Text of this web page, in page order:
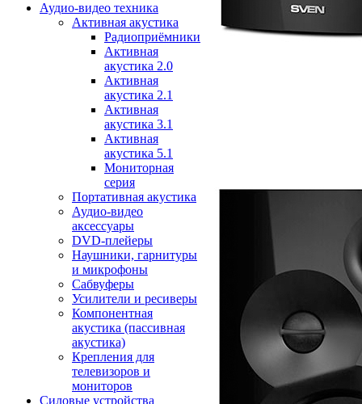
Аудио-видео техника
Активная акустика
Радиоприёмники
Активная
акустика 2.0
Активная
акустика 2.1
Активная
акустика 3.1
Активная
акустика 5.1
Мониторная
серия
Портативная акустика
Аудио-видео
аксессуары
DVD-плейеры
Наушники, гарнитуры
и микрофоны
Сабвуферы
Усилители и ресиверы
Компонентная
акустика (пассивная
акустика)
Крепления для
телевизоров и
мониторов
Силовые устройства